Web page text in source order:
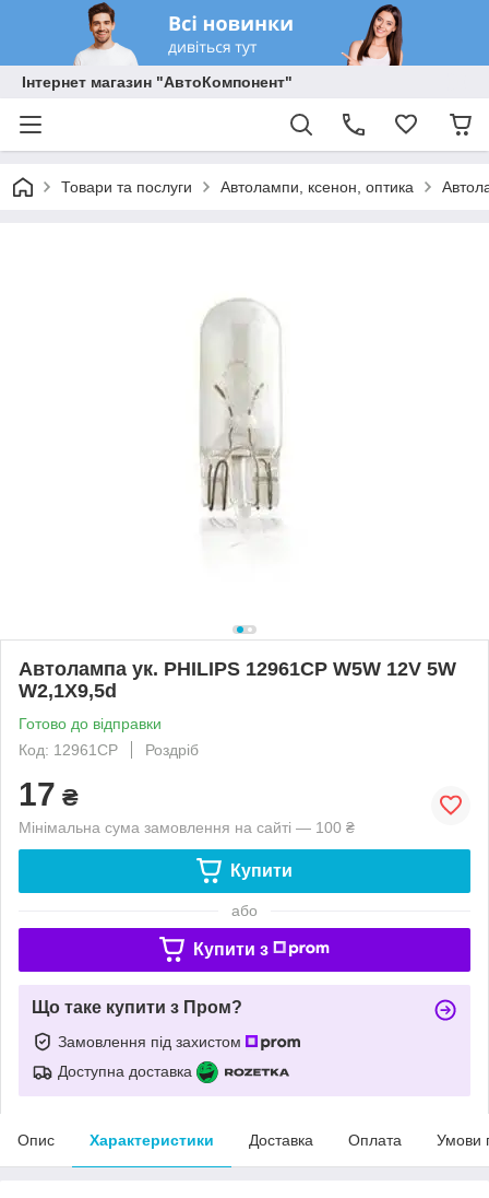
Інтернет магазин "АвтоКомпонент"
Товари та послуги Автолампи, ксенон, оптика
Автолампа ук. PHILIPS 12961CP W5W 12V 5W
W2,1X9,5d
Готово до відправки
Код: 12961CP
Роздріб
17 ₴
Мінімальна сума замовлення на сайті — 100 ₴
Купити
або
Купити з
Що таке купити з Пром?
Замовлення під захистом
Доступна доставка
Опис Характеристики Доставка Оплата Умови